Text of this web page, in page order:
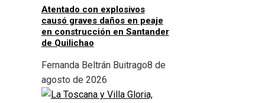
Atentado con explosivos
causó graves daños en peaje
en construcción en Santander
de Quilichao
Fernanda Beltrán Buitrago8 de
agosto de 2026